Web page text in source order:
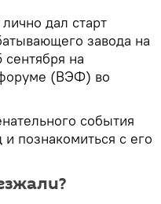
дал старт
завода на
на
(ВЭФ) во
события
познакомиться с его